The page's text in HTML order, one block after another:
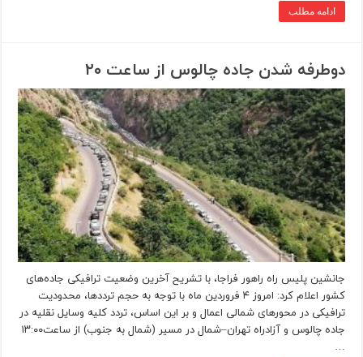
ادامه مطلب
دوطرفه شدن جاده چالوس از ساعت ۲۰
جانشین پلیس راه راهور فراجا، با تشریح آخرین وضعیت ترافیکی جاده‌های
کشور اعلام کرد: امروز ۴ فروردین ماه با توجه به حجم ترددها، محدودیت
ترافیکی در محورهای شمالی اعمال و بر این اساس، تردد کلیه وسایل نقلیه در
جاده چالوس و آزادراه تهران–شمال در مسیر (شمال به جنوب) از ساعت۱۳:۰۰
…